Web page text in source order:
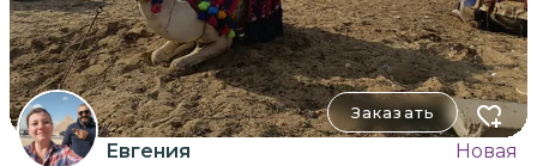
Заказать
Евгения Новая